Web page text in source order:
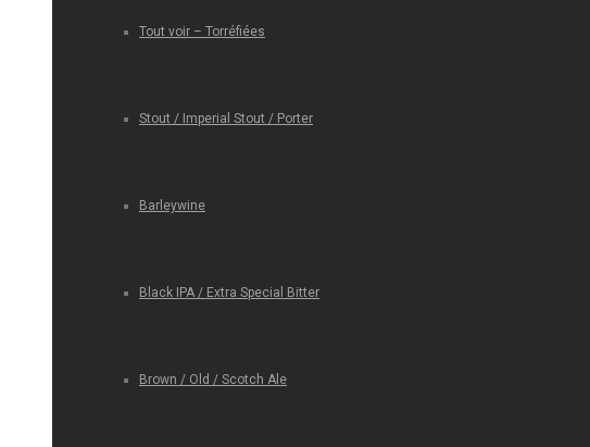
Tout voir – Torréfiées
Stout / Imperial Stout / Porter
Barleywine
Black IPA / Extra Special Bitter
Brown / Old / Scotch Ale